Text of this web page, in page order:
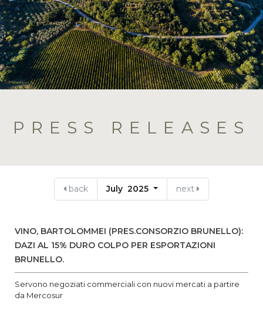
PRESS RELEASES
back July 2025 next
VINO, BARTOLOMMEI (PRES.CONSORZIO BRUNELLO):
DAZI AL 15% DURO COLPO PER ESPORTAZIONI
BRUNELLO.
Servono negoziati commerciali con nuovi mercati a partire
da Mercosur